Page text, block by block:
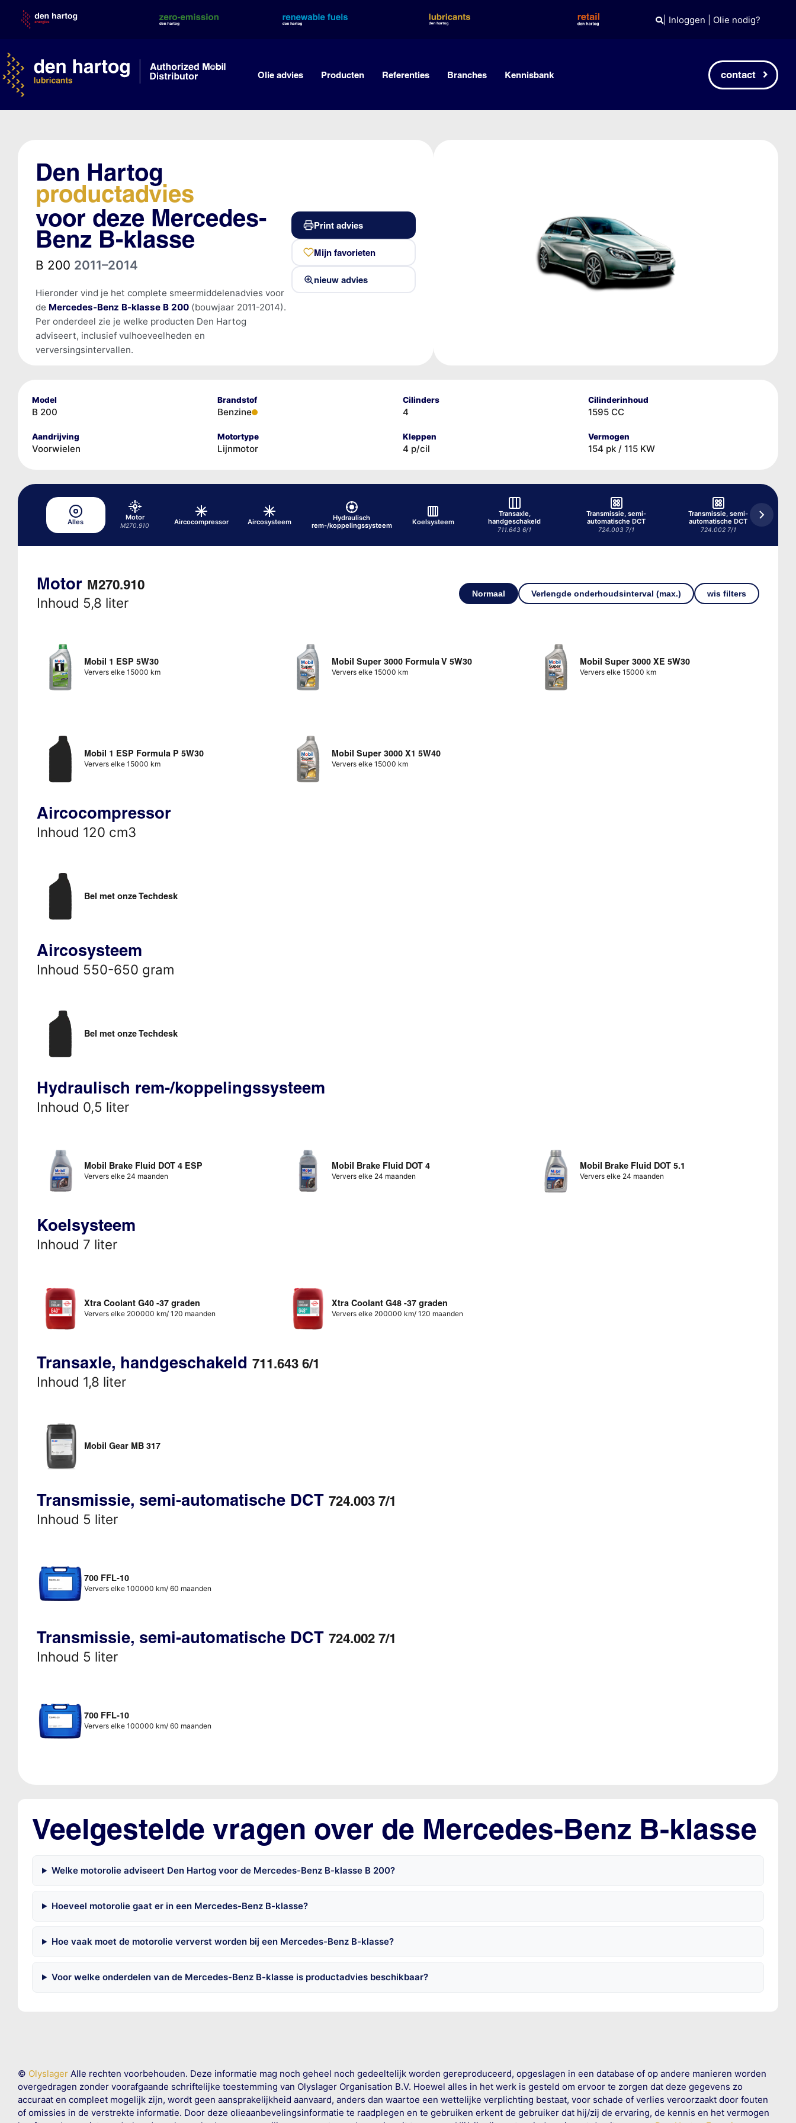
content
| Inloggen Olie nodig?
Olie advies Producten Referenties Branches Kennisbank contact
Den Hartog
productadvies
voor deze Mercedes-
Benz B-klasse
B 200 2011–2014
Hieronder vind je het complete smeermiddelenadvies voor
de Mercedes-Benz B-klasse B 200(bouwjaar 2011-2014).
Per onderdeel zie je welke producten Den Hartog
adviseert, inclusief vulhoeveelheden en
verversingsintervallen.
Print advies
Mijn favorieten
nieuw advies
Model
B 200
Brandstof
Benzine
Cilinders
4
Cilinderinhoud
1595 CC
Aandrijving
Voorwielen
Motortype
Lijnmotor
Kleppen
4 p/cil
Vermogen
154 pk / 115 KW
Alles
Motor
M270.910 Aircocompressor Aircosysteem
Hydraulisch
rem-/koppelingssysteem
Koelsysteem
Transaxle,
handgeschakeld
711.643 6/1
Transmissie, semi-
automatische DCT
724.003 7/1
Transmissie, semi-
automatische DCT
724.002 7/1
Motor M270.910
Inhoud 5,8 liter
Normaal Verlengde onderhoudsinterval (max.) wis filters
Mobil 1 ESP 5W30
Ververs elke 15000 km
Mobil Super 3000 Formula V 5W30
Ververs elke 15000 km
Mobil Super 3000 XE 5W30
Ververs elke 15000 km
Mobil 1 ESP Formula P 5W30
Ververs elke 15000 km
Mobil Super 3000 X1 5W40
Ververs elke 15000 km
Aircocompressor
Inhoud 120 cm3
Bel met onze Techdesk
Aircosysteem
Inhoud 550-650 gram
Bel met onze Techdesk
Hydraulisch rem-/koppelingssysteem
Inhoud 0,5 liter
Mobil Brake Fluid DOT 4 ESP
Ververs elke 24 maanden
Mobil Brake Fluid DOT 4
Ververs elke 24 maanden
Mobil Brake Fluid DOT 5.1
Ververs elke 24 maanden
Koelsysteem
Inhoud 7 liter
Xtra Coolant G40 -37 graden
Ververs elke 200000 km/ 120 maanden
Xtra Coolant G48 -37 graden
Ververs elke 200000 km/ 120 maanden
Transaxle, handgeschakeld 711.643 6/1
Inhoud 1,8 liter
Mobil Gear MB 317
Transmissie, semi-automatische DCT 724.003 7/1
Inhoud 5 liter
700 FFL-10
Ververs elke 100000 km/ 60 maanden
Transmissie, semi-automatische DCT 724.002 7/1
Inhoud 5 liter
700 FFL-10
Ververs elke 100000 km/ 60 maanden
Veelgestelde vragen over de Mercedes-Benz B-klasse
Welke motorolie adviseert Den Hartog voor de Mercedes-Benz B-klasse B 200?
Hoeveel motorolie gaat er in een Mercedes-Benz B-klasse?
Hoe vaak moet de motorolie ververst worden bij een Mercedes-Benz B-klasse?
Voor welke onderdelen van de Mercedes-Benz B-klasse is productadvies beschikbaar?
© OlyslagerAlle rechten voorbehouden. Deze informatie mag noch geheel noch gedeeltelijk worden gereproduceerd, opgeslagen in een database of op andere manieren worden
overgedragen zonder voorafgaande schriftelijke toestemming van Olyslager Organisation B.V. Hoewel alles in het werk is gesteld om ervoor te zorgen dat deze gegevens zo
accuraat en compleet mogelijk zijn, wordt geen aansprakelijkheid aanvaard, anders dan waartoe een wettelijke verplichting bestaat, voor schade of verlies veroorzaakt door fouten
of omissies in de verstrekte informatie. Door deze olieaanbevelingsinformatie te raadplegen en te gebruiken erkent de gebruiker dat hij/zij de ervaring, de kennis en het vermogen